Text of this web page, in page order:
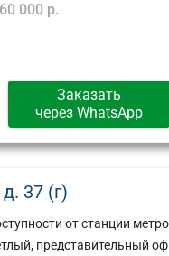
60 000 р.
Заказать
через WhatsApp
37 (г)
от станции
представительный